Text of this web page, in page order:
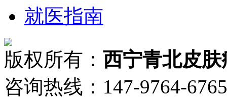
就医指南
版权所有： 西宁青北皮肤
咨询热线：147-9764-